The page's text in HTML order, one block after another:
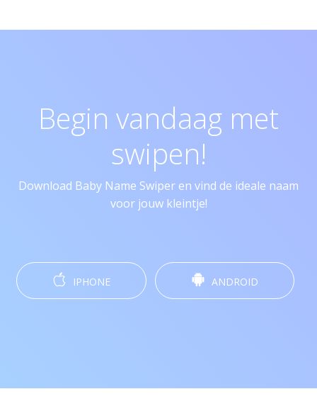
Begin vandaag met
swipen!
Download Baby Name Swiper en vind de ideale naam
voor jouw kleintje!
IPHONE ANDROID